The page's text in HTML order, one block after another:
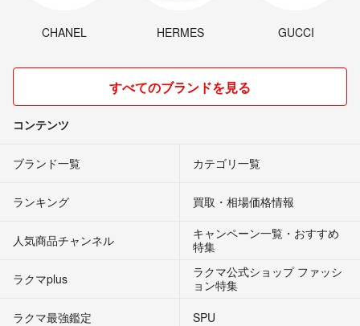
CHANEL HERMES GUCCI
すべてのブランドを見る
コンテンツ
ブランド一覧 カテゴリ一覧
ランキング 買取・相場価格情報
人気商品チャンネル
キャンペーン一覧・おすすめ
特集
ラクマplus
ラクマ公式ショップ ファッシ
ョン特集
ラクマ最強鑑定
SPU